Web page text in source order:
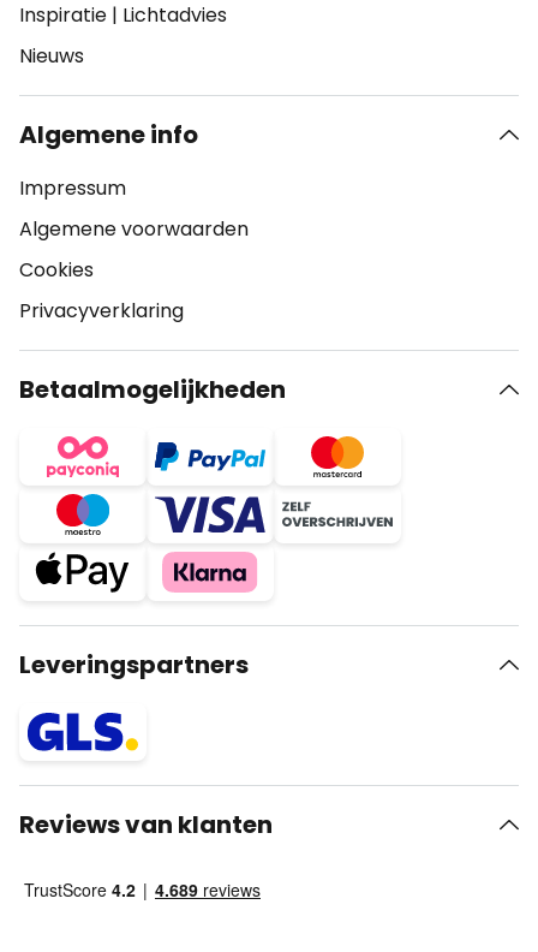
Inspiratie | Lichtadvies
Nieuws
Algemene info
Impressum
Algemene voorwaarden
Cookies
Privacyverklaring
Betaalmogelijkheden
Leveringspartners
Reviews van klanten